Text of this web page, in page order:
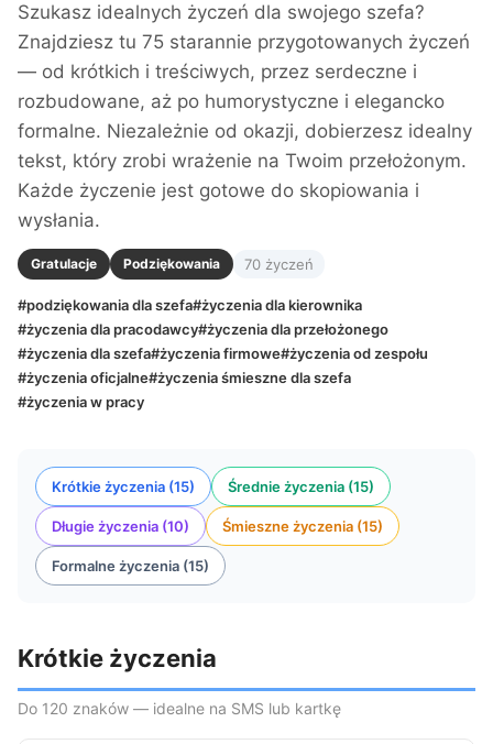
Szukasz idealnych życzeń dla swojego szefa?
Znajdziesz tu 75 starannie przygotowanych życzeń
— od krótkich i treściwych, przez serdeczne i
rozbudowane, aż po humorystyczne i elegancko
formalne. Niezależnie od okazji, dobierzesz idealny
tekst, który zrobi wrażenie na Twoim przełożonym.
Każde życzenie jest gotowe do skopiowania i
wysłania.
Gratulacje Podziękowania 70 życzeń
#podziękowania dla szefa#życzenia dla kierownika
#życzenia dla pracodawcy#życzenia dla przełożonego
#życzenia dla szefa#życzenia firmowe#życzenia od zespołu
#życzenia oficjalne#życzenia śmieszne dla szefa
#życzenia w pracy
Krótkie życzenia (15) Średnie życzenia (15)
Długie życzenia (10) Śmieszne życzenia (15)
Formalne życzenia (15)
Krótkie życzenia
Do 120 znaków — idealne na SMS lub kartkę